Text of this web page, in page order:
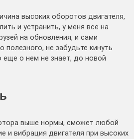
высоких оборотов двигателя,
и устранить, у меня все на
на обновления, и сами
полезного, не забудьте кинуть
еще о нем не знает, до новой
выше нормы, сможет любой
и вибрация двигателя при высоких